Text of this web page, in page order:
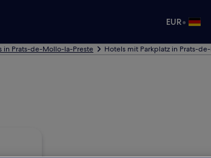
EUR•
in Prats-de-Mollo-la-Preste Hotels mit Parkplatz in Prats-